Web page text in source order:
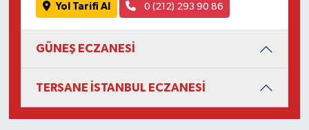
Yol Tarifi Al 0 (212) 293 90 86
GÜNEŞ ECZANESİ
TERSANE İSTANBUL ECZANESİ